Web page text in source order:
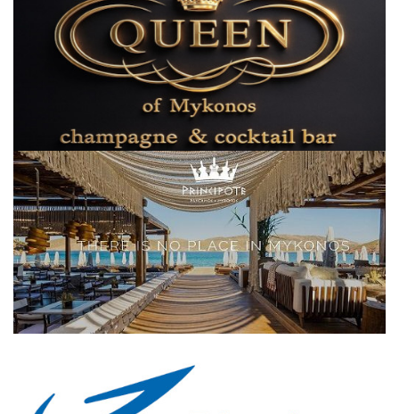
Local Elections 2023
Γλώσσα
Ελληνικά English